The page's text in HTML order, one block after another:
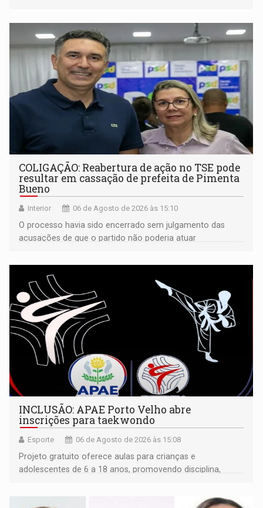
COLIGAÇÃO: Reabertura de ação no TSE pode
resultar em cassação de prefeita de Pimenta
Bueno
Interior 06 de Agosto de 2026 às 15:10
O processo havia sido encerrado sem julgamento das
acusações de que o partido não poderia atuar
INCLUSÃO: APAE Porto Velho abre
inscrições para taekwondo
Esporte 06 de Agosto de 2026 às 15:08
Projeto gratuito oferece aulas para crianças e
adolescentes de 6 a 18 anos, promovendo disciplina,